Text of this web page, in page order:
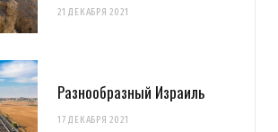
21 ДЕКАБРЯ 2021
Разнообразный Израиль
17 ДЕКАБРЯ 2021